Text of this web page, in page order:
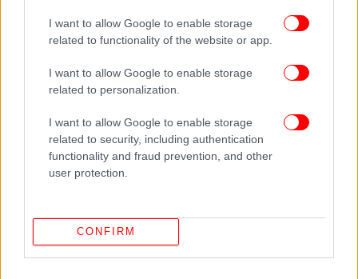
I want to allow Google to enable storage
related to functionality of the website or app.
I want to allow Google to enable storage
related to personalization.
I want to allow Google to enable storage
related to security, including authentication
functionality and fraud prevention, and other
user protection.
CONFIRM
τη διαδρομή. Ε όχι!», κατέληξε η Βίκυ
Χατζηβασιλείου.
ΟΛΕΣ ΟΙ ΕΙΔΗΣΕΙΣ
φέρνει το νομοσχέδιο για τα δάνεια έως 100.000 ευρώ, οι
βασικές παράμετροι
Ιράν -Φρουροί της Επανάστασης: «Πειρατής οι ΗΠΑ,
Εκτοξεύθηκαν οι πρώτοι ελληνικοί θερμικοί
δορυφόροι του Εθνικού Προγράμματος